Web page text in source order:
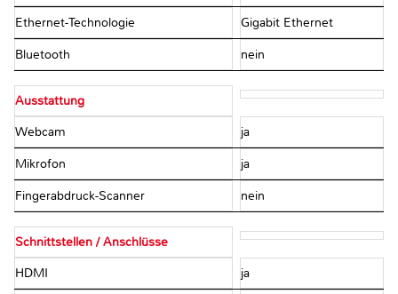
Ethernet-Technologie Gigabit Ethernet
Bluetooth nein
Ausstattung
Webcam ja
Mikrofon ja
Fingerabdruck-Scanner nein
Schnittstellen / Anschlüsse
HDMI ja